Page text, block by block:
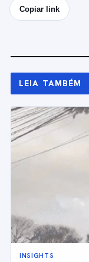
Copiar link
LEIA TAMBÉM
INSIGHTS